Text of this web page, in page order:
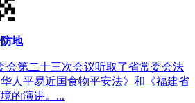
地
会第二十三次会议听取了省常委会法
人平易近国食物平安法》和《福建省
的演讲。...